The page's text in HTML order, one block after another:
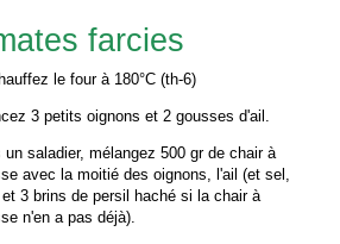
farcies
le four à 180°C (th-6)
3 petits oignons et 2 gousses d'ail.
un saladier, mélangez 500 gr de chair à
avec la moitié des oignons, l'ail (et sel,
3 brins de persil haché si la chair à
n'en a pas déjà).